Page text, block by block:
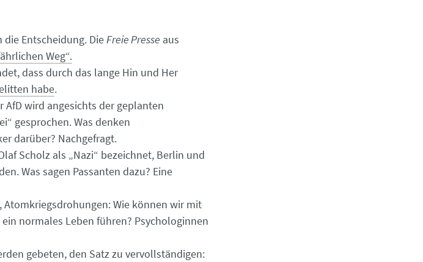
Entscheidung. DieFreie Presse aus
Weg“.
dass durch das lange Hin und Her
habe.
wird angesichts der geplanten
gesprochen. Was denken
darüber? Nachgefragt.
Scholz als „Nazi“ bezeichnet, Berlin und
Was sagen Passanten dazu? Eine
Wie können wir mit
normales Leben führen? Psychologinnen
gebeten, den Satz zu vervollständigen: